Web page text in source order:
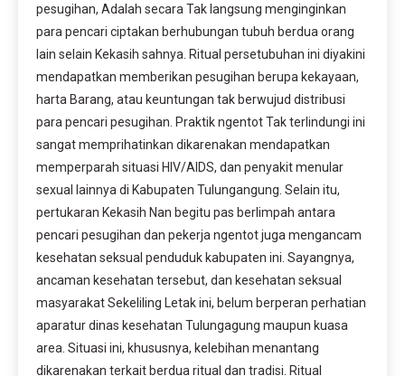
pesugihan, Adalah secara Tak langsung menginginkan
para pencari ciptakan berhubungan tubuh berdua orang
lain selain Kekasih sahnya. Ritual persetubuhan ini diyakini
mendapatkan memberikan pesugihan berupa kekayaan,
harta Barang, atau keuntungan tak berwujud distribusi
para pencari pesugihan. Praktik ngentot Tak terlindungi ini
sangat memprihatinkan dikarenakan mendapatkan
memperparah situasi HIV/AIDS, dan penyakit menular
sexual lainnya di Kabupaten Tulungangung. Selain itu,
pertukaran Kekasih Nan begitu pas berlimpah antara
pencari pesugihan dan pekerja ngentot juga mengancam
kesehatan seksual penduduk kabupaten ini. Sayangnya,
ancaman kesehatan tersebut, dan kesehatan seksual
masyarakat Sekeliling Letak ini, belum berperan perhatian
aparatur dinas kesehatan Tulungagung maupun kuasa
area. Situasi ini, khususnya, kelebihan menantang
dikarenakan terkait berdua ritual dan tradisi. Ritual